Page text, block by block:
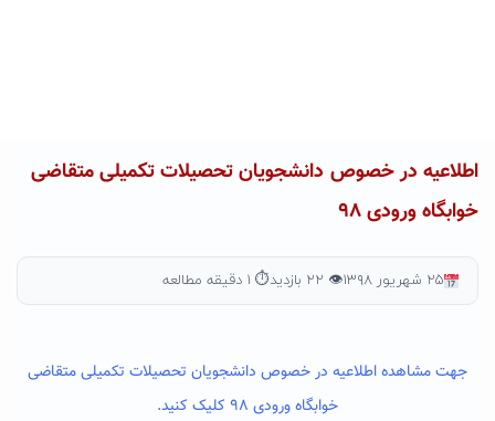
اطلاعیه در خصوص دانشجویان تحصیلات تکمیلی متقاضی
خوابگاه ورودی ۹۸
۲۵ شهریور ۱۳۹۸ 👁 ۲۲ بازدید ⏱ ۱ دقیقه مطالعه
جهت مشاهده اطلاعیه در خصوص دانشجویان تحصیلات تکمیلی متقاضی
خوابگاه ورودی ۹۸ کلیک کنید.